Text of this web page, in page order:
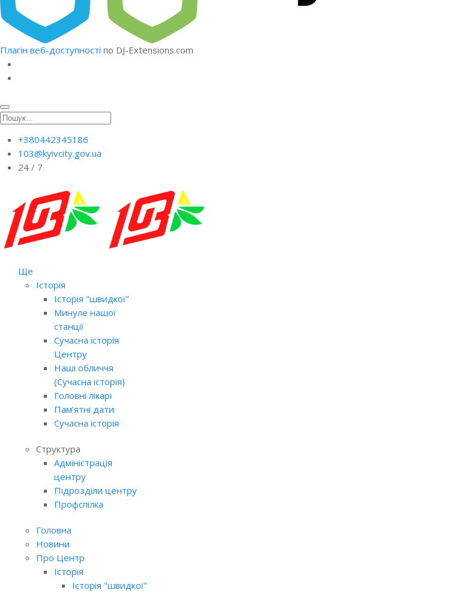
Плагін веб-доступності по DJ-Extensions.com
+380442345186
103@kyivcity.gov.ua
24 / 7
Ще
Історія
Історія "швидкої"
Минуле нашої
станції
Сучасна історія
Центру
Наші обличчя
(Сучасна історія)
Головні лікарі
Пам’ятні дати
Сучасна історія
Структура
Адміністрація
центру
Підрозділи центру
Профспілка
Головна
Новини
Про Центр
Історія
Історія "швидкої"